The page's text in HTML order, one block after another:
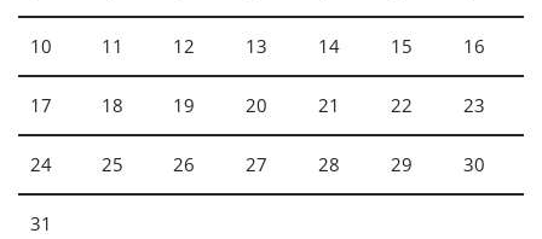
10 11 12 13 14 15 16
17 18 19 20 21 22 23
24 25 26 27 28 29 30
31